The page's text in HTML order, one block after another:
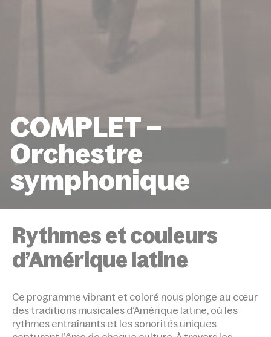
COMPLET –
Orchestre
symphonique
SYMPHONIQUE
Rythmes et couleurs
d’Amérique latine
Ce programme vibrant et coloré nous plonge au cœur
des traditions musicales d’Amérique latine, où les
rythmes entraînants et les sonorités uniques